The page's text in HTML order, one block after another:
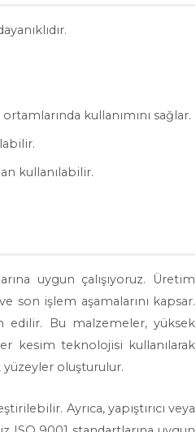
ortamlarında kullanımını sağlar.
kullanılabilir.
uygun çalışıyoruz. Üretim
son işlem aşamalarını kapsar.
edilir. Bu malzemeler, yüksek
kesim teknolojisi kullanılarak
yüzeyler oluşturulur.
Ayrıca, yapıştırıcı veya